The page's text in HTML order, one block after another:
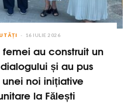
16 IULIE 2026
au construit un
și au pus
noi inițiative
la Fălești